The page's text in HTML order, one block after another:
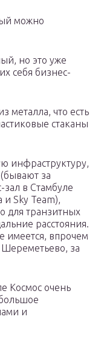
можно
но это уже
себя бизнес-
металла, что есть
стаканы
инфраструктуру,
за
в Стамбуле
Sky Team),
для транзитных
расстояния.
имеется, впрочем
Шереметьево, за
Космос очень
и